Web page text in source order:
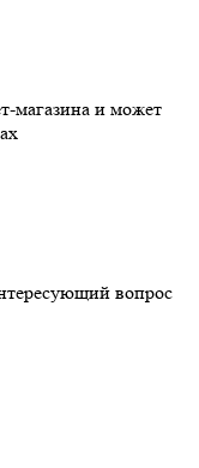
магазина и может
вопрос